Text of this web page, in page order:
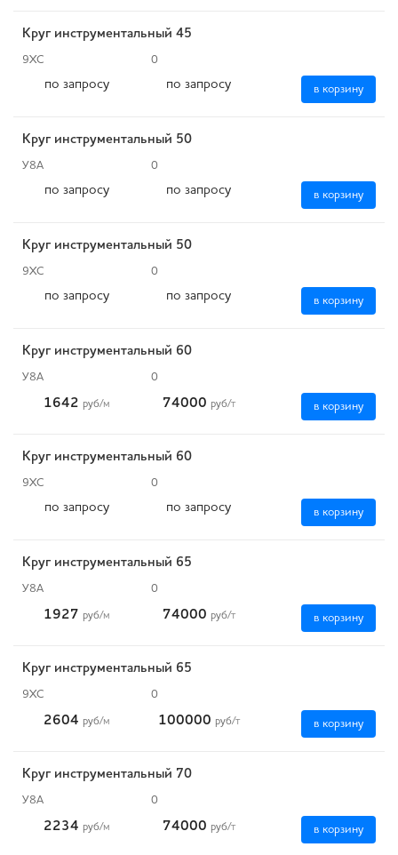
Круг инструментальный 45
9ХС 0
по запросу по запросу в корзину
Круг инструментальный 50
У8А 0
по запросу по запросу в корзину
Круг инструментальный 50
9ХС 0
по запросу по запросу в корзину
Круг инструментальный 60
У8А 0
1642 руб/м 74000 руб/т в корзину
Круг инструментальный 60
9ХС 0
по запросу по запросу в корзину
Круг инструментальный 65
У8А 0
1927 руб/м 74000 руб/т в корзину
Круг инструментальный 65
9ХС 0
2604 руб/м 100000 руб/т в корзину
Круг инструментальный 70
У8А 0
2234 руб/м 74000 руб/т в корзину